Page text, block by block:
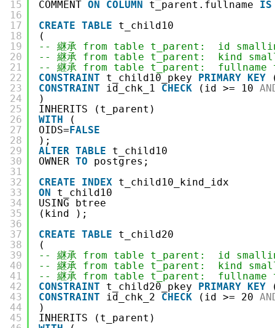
15
16
17
18
19
20
21
22
23
24
25
26
27
28
29
30
31
32
33
34
35
36
37
38
39
40
41
42
43
44
45
COMMENT ON COLUMN t_parent.fullname IS
CREATE TABLE
t_child10
(
-- 継承 from table t_parent:  id
-- 継承 from table t_parent:  kind
-- 継承 from table t_parent:  fullname
CONSTRAINT
t_child10_pkey PRIMARY KEY
CONSTRAINT
id_chk_1 CHECK (id >= 10
)
INHERITS (t_parent)
WITH
(
OIDS= FALSE
);
ALTER TABLE
t_child10
OWNER TO
postgres;
CREATE
INDEX t_child10_kind_idx
ON
t_child10
USING btree
(kind );
CREATE TABLE
t_child20
(
-- 継承 from table t_parent:  id
-- 継承 from table t_parent:  kind
-- 継承 from table t_parent:  fullname
CONSTRAINT
t_child20_pkey PRIMARY KEY
CONSTRAINT
id_chk_2 CHECK (id >= 20
)
INHERITS (t_parent)